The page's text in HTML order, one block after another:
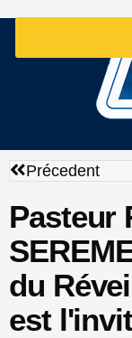
Précédent
Précedent
Pasteur
du
est